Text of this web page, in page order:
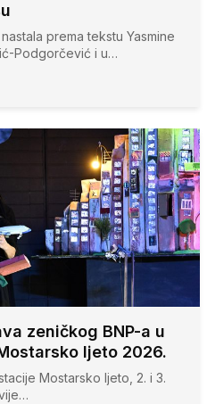
prema tekstu Yasmine
Podgorčević i u…
zeničkog BNP-a u
ljeto 2026.
Mostarsko ljeto, 2. i 3.